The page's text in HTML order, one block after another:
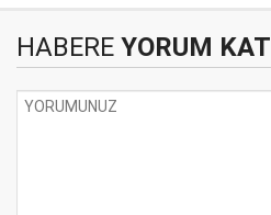
HABERE YORUM KAT